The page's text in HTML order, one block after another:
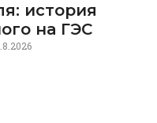
история
на ГЭС